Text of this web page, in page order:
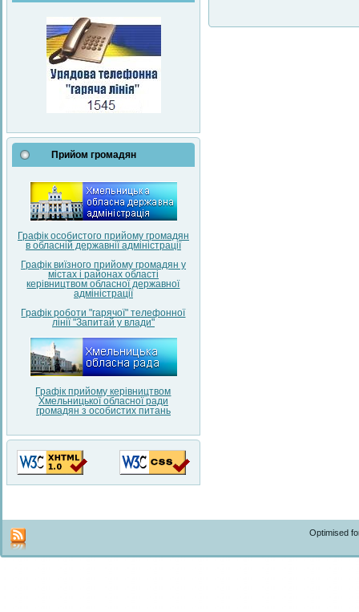
Прийом громадян
Графік особистого прийому громадян
в обласній державнії адміністрації
Графік виїзного прийому громадян у
містах і районах області
керівництвом обласної державної
адміністрації
Графік роботи "гарячої" телефонної
лінії "Запитай у влади"
Графік прийому керівництвом
Хмельницької обласної ради
громадян з особистих питань
Optimised